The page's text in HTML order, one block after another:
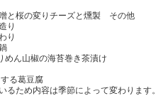
桜の変りチーズと燻製 その他
り
り
めん山椒の海苔巻き茶漬け
る葛豆腐
ため内容は季節によって変わります。